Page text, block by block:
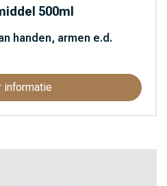
500ml
handen, armen e.d.
informatie